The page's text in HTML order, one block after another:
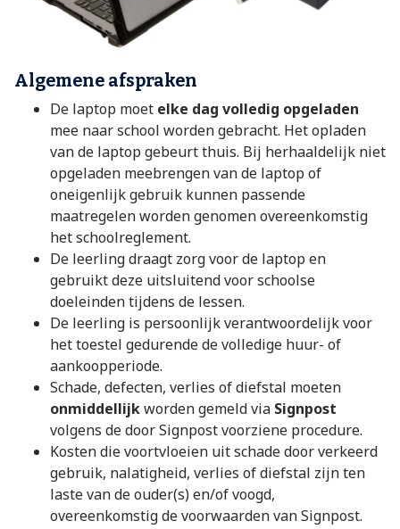
Algemene afspraken
De laptop moet elke dag volledig opgeladen
mee naar school worden gebracht. Het opladen
van de laptop gebeurt thuis. Bij herhaaldelijk niet
opgeladen meebrengen van de laptop of
oneigenlijk gebruik kunnen passende
maatregelen worden genomen overeenkomstig
het schoolreglement.
De leerling draagt zorg voor de laptop en
gebruikt deze uitsluitend voor schoolse
doeleinden tijdens de lessen.
De leerling is persoonlijk verantwoordelijk voor
het toestel gedurende de volledige huur- of
aankoopperiode.
Schade, defecten, verlies of diefstal moeten
onmiddellijkworden gemeld via Signpost
volgens de door Signpost voorziene procedure.
Kosten die voortvloeien uit schade door verkeerd
gebruik, nalatigheid, verlies of diefstal zijn ten
laste van de ouder(s) en/of voogd,
overeenkomstig de voorwaarden van Signpost.